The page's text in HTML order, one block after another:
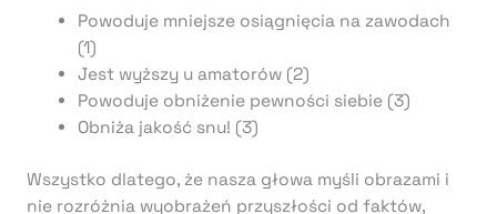
Powoduje mniejsze osiągnięcia na zawodach
(1)
Jest wyższy u amatorów (2)
Powoduje obniżenie pewności siebie (3)
Obniża jakość snu! (3)
Wszystko dlatego, że nasza głowa myśli obrazami i
nie rozróżnia wyobrażeń przyszłości od faktów,